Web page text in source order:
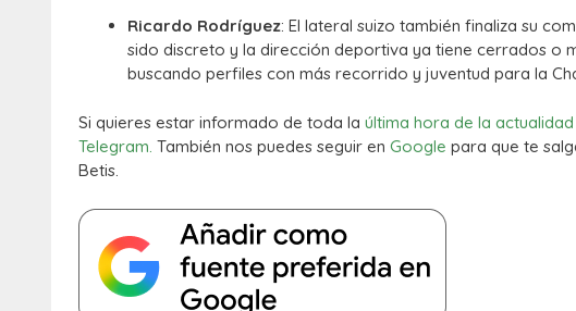
Ricardo Rodríguez: El lateral suizo también finaliza su
sido discreto y la dirección deportiva ya tiene cerrados o
buscando perfiles con más recorrido y juventud para la
Si quieres estar informado de toda la última hora de la
Telegram. También nos puedes seguir en Google para que te
Betis.